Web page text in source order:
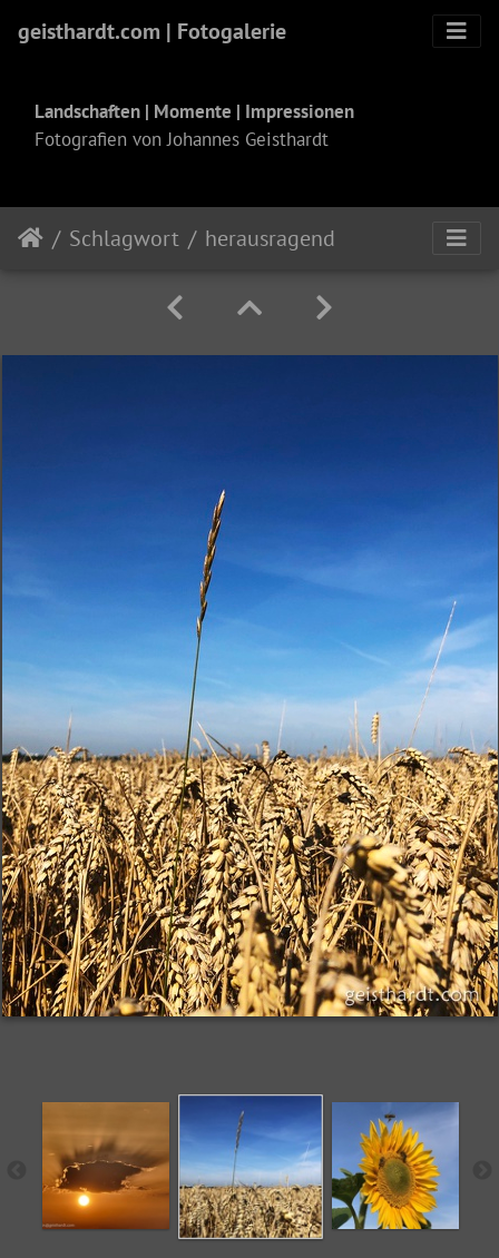
geisthardt.com | Fotogalerie
Landschaften | Momente | Impressionen
Fotografien von Johannes Geisthardt
Schlagwort herausragend